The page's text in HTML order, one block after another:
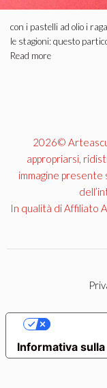
con i pastelli ad olio i
le stagioni: questo
Read more
2026©
appropriarsi,
immagine
In qualità di Affiliato
Informativa